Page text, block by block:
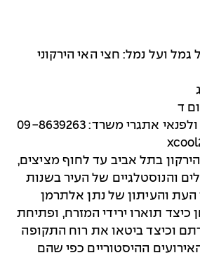
ועל נמל: חצי האי הירקוני
בית הספר לתיירות ולפנאי אתגרי משרד: 09-8639263
בתל אביב עד לחוף מציצים,
והנוסטלגיים של העיר בשנות
העת והעיתון של נתן אלתרמן
כיצד תוארו ירידי המזרח, ופתיחת
וכיצד ביטאו את רוח התקופה
ההיסטוריים כפי שהם